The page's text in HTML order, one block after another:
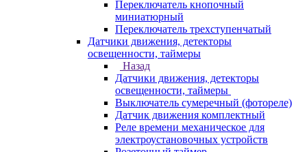
Переключатель кнопочный
миниатюрный
Переключатель трехступенчатый
Датчики движения, детекторы
освещенности, таймеры
Назад
Датчики движения, детекторы
освещенности, таймеры
Выключатель сумеречный (фотореле)
Датчик движения комплектный
Реле времени механическое для
электроустановочных устройств